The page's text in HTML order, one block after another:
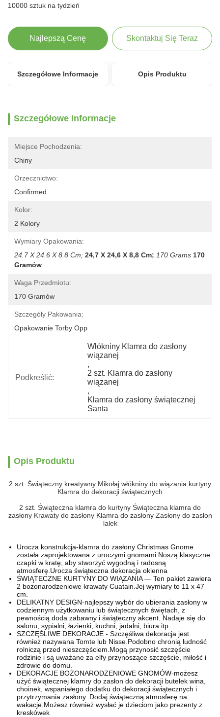
10000 sztuk na tydzień
Najlepszą Cenę Skontaktuj Się Teraz
Szczegółowe Informacje Opis Produktu
Szczegółowe Informacje
Miejsce Pochodzenia:
Chiny
Orzecznictwo:
Confirmed
Kolor:
2 Kolory
Wymiary Opakowania:
24.7 X 24.6 X 8.8 Cm; 24,7 X 24,6 X 8,8 Cm; 170 Grams 170
Gramów
Waga Przedmiotu:
170 Gramów
Szczegóły Pakowania:
Opakowanie Torby Opp
Podkreślić:
Włókniny Klamra do zasłony
wiązanej
,
2 szt. Klamra do zasłony
wiązanej
,
Klamra do zasłony świątecznej
Santa
Opis Produktu
2 szt. Świąteczny kreatywny Mikołaj włókniny do wiązania kurtyny
Klamra do dekoracji świątecznych
2 szt. Świąteczna klamra do kurtyny Świąteczna klamra do
zasłony Krawaty do zasłony Klamra do zasłony Zasłony do zasłon
lalek
Urocza konstrukcja-klamra do zasłony Christmas Gnome
została zaprojektowana z uroczymi gnomami.Noszą klasyczne
czapki w kratę, aby stworzyć wygodną i radosną
atmosferę.Urocza świąteczna dekoracja okienna
ŚWIĄTECZNE KURTYNY DO WIĄZANIA — Ten pakiet zawiera
2 bożonarodzeniowe krawaty Cuatain.Jej wymiary to 11 x 47
cm.
DELIKATNY DESIGN-najlepszy wybór do ubierania zasłony w
codziennym użytkowaniu lub świątecznych świętach, z
pewnością doda zabawny i świąteczny akcent. Nadaje się do
salonu, sypialni, łazienki, kuchni, jadalni, biura itp.
SZCZĘŚLIWE DEKORACJE - Szczęśliwa dekoracja jest
również nazywana Tomte lub Nisse.Podobno chronią ludność
rolniczą przed nieszczęściem.Mogą przynosić szczęście
rodzinie i są uważane za elfy przynoszące szczęście, miłość i
zdrowie do domu.
DEKORACJE BOŻONARODZENIOWE GNOMÓW-możesz
użyć świątecznej klamry do zasłon do dekoracji butelek wina,
choinek, wspaniałego dodatku do dekoracji świątecznych i
przytrzymania zasłony. Dodaj świąteczną atmosferę na
wakacje.Możesz również wysłać je dzieciom jako prezenty z
kreskówek